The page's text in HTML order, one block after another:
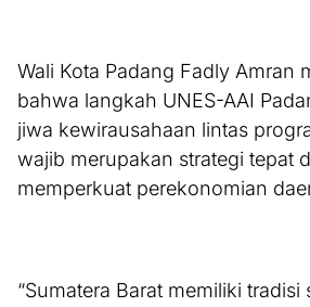
Wali Kota Padang Fadly Amran
bahwa langkah UNES-AAI
jiwa kewirausahaan lintas
wajib merupakan strategi tepat
memperkuat perekonomian
“Sumatera Barat memiliki